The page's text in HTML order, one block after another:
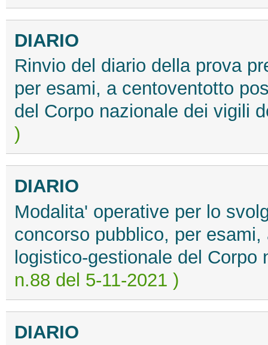
DIARIO
Rinvio del diario della prova
per esami, a centoventotto
del Corpo nazionale dei vigili
)
DIARIO
Modalita' operative per lo
concorso pubblico, per
logistico-gestionale del
n.88 del 5-11-2021 )
DIARIO